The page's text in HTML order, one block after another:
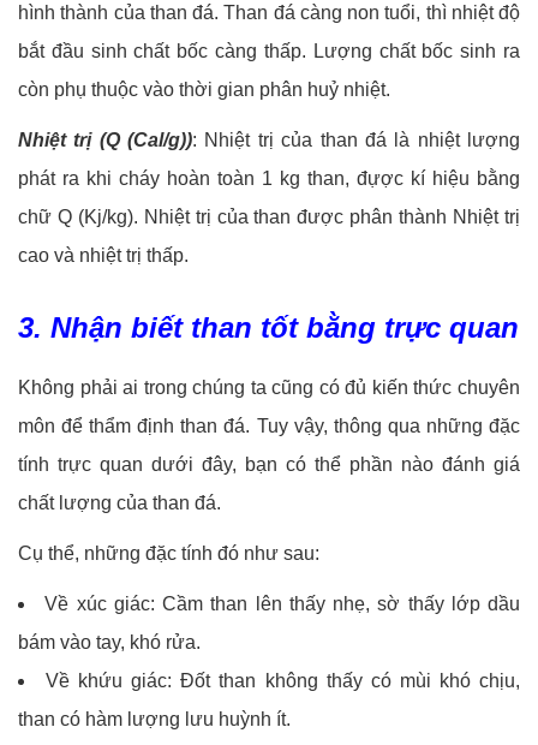
hình thành của than đá. Than đá càng non tuổi, thì nhiệt độ
bắt đầu sinh chất bốc càng thấp. Lượng chất bốc sinh ra
còn phụ thuộc vào thời gian phân huỷ nhiệt.
Nhiệt trị (Q (Cal/g)): Nhiệt trị của than đá là nhiệt lượng
phát ra khi cháy hoàn toàn 1 kg than, đựợc kí hiệu bằng
chữ Q (Kj/kg). Nhiệt trị của than được phân thành Nhiệt trị
cao và nhiệt trị thấp.
3. Nhận biết than tốt bằng trực quan
Không phải ai trong chúng ta cũng có đủ kiến thức chuyên
môn để thẩm định than đá. Tuy vậy, thông qua những đặc
tính trực quan dưới đây, bạn có thể phần nào đánh giá
chất lượng của than đá.
Cụ thể, những đặc tính đó như sau:
Về xúc giác: Cầm than lên thấy nhẹ, sờ thấy lớp dầu
bám vào tay, khó rửa.
Về khứu giác: Đốt than không thấy có mùi khó chịu,
than có hàm lượng lưu huỳnh ít.